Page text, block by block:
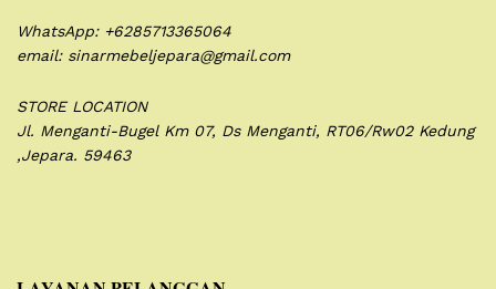
WhatsApp: +6285713365064
email: sinarmebeljepara@gmail.com
STORE LOCATION
Jl. Menganti-Bugel Km 07, Ds Menganti, RT06/Rw02 Kedung
,Jepara. 59463